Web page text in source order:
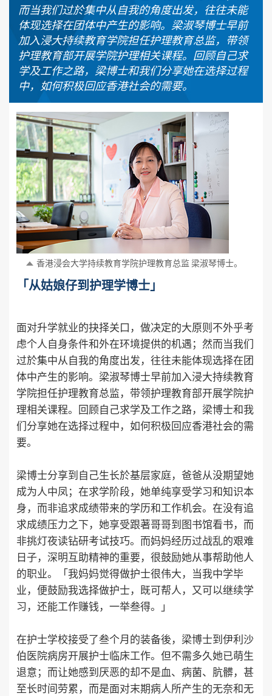
而当我们过於集中从自我的角度出发，往往未能
体现选择在团体中产生的影响。梁淑琴博士早前
加入浸大持续教育学院担任护理教育总监，带领
护理教育部开展学院护理相关课程。回顾自己求
学及工作之路，梁博士和我们分享她在选择过程
中，如何积极回应香港社会的需要。
香港浸会大学持续教育学院护理教育总监梁淑琴博士。
「从姑娘仔到护理学博士」
面对升学就业的抉择关口，做决定的大原则不外乎考
虑个人自身条件和外在环境提供的机遇；然而当我们
过於集中从自我的角度出发，往往未能体现选择在团
体中产生的影响。梁淑琴博士早前加入浸大持续教育
学院担任护理教育总监，带领护理教育部开展学院护
理相关课程。回顾自己求学及工作之路，梁博士和我
们分享她在选择过程中，如何积极回应香港社会的需
要。
梁博士分享到自己生长於基层家庭，爸爸从没期望她
成为人中凤；在求学阶段，她单纯享受学习和知识本
身，而非追求成绩带来的学历和工作机会。在没有追
求成绩压力之下，她享受跟著哥哥到图书馆看书，而
非挑灯夜读钻研考试技巧。而妈妈经历过战乱的艰难
日子，深明互助精神的重要，很鼓励她从事帮助他人
的职业。「我妈妈觉得做护士很伟大，当我中学毕
业，便鼓励我选择做护士，既可帮人，又可以继续学
习，还能工作赚钱，一举叁得。」
在护士学校接受了叁个月的装备後，梁博士到伊利沙
伯医院病房开展护士临床工作。但不需多久她已萌生
退意；而让她感到厌恶的却不是血、病菌、肮髒，甚
至长时间劳累，而是面对末期病人所产生的无奈和无